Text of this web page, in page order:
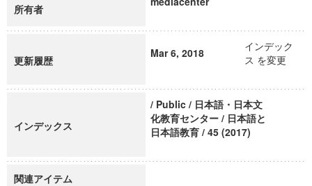
所有者
更新履歴
Mar 6, 2018
インデック
ス を変更
インデックス
/ Public / 日本語・日本文
化教育センター / 日本語と
日本語教育 / 45 (2017)
関連アイテム